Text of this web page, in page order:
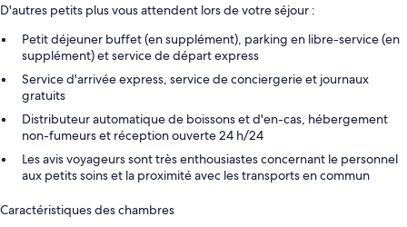
D'autres petits plus vous attendent lors de votre séjour :
Petit déjeuner buffet (en supplément), parking en libre-service (en
supplément) et service de départ express
Service d'arrivée express, service de conciergerie et journaux
gratuits
Distributeur automatique de boissons et d'en-cas, hébergement
non-fumeurs et réception ouverte 24 h/24
Les avis voyageurs sont très enthousiastes concernant le personnel
aux petits soins et la proximité avec les transports en commun
Caractéristiques des chambres